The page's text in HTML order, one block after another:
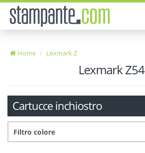
Home Lexmark Z
Lexmark Z54
Cartucce inchiostro